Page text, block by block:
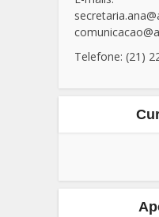
E-mails:
Telefone: (21)